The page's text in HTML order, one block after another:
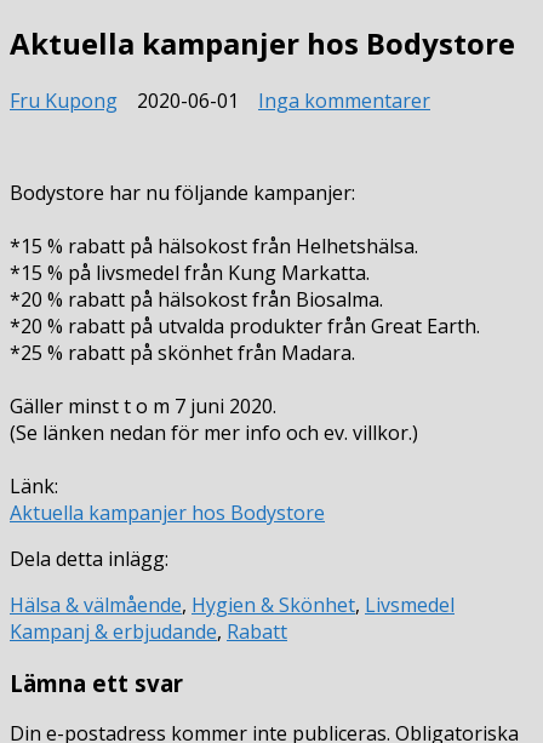
Aktuella kampanjer hos Bodystore
Fru Kupong 2020-06-01 Inga kommentarertill
Bodystore har nu följande kampanjer:
*15 % rabatt på hälsokost från Helhetshälsa.
*15 % på livsmedel från Kung Markatta.
*20 % rabatt på hälsokost från Biosalma.
*20 % rabatt på utvalda produkter från Great Earth.
*25 % rabatt på skönhet från Madara.
Gäller minst t o m 7 juni 2020.
(Se länken nedan för mer info och ev. villkor.)
Länk:
Aktuella kampanjer hos Bodystore
Dela detta inlägg:
Hälsa & välmående, Hygien & Skönhet, Livsmedel
Kampanj & erbjudande, Rabatt
Lämna ett svar
Din e-postadress kommer inte publiceras. Obligatoriska